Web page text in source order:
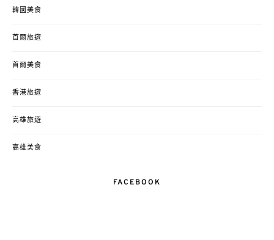
韓國美食
首爾旅遊
首爾美食
香港旅遊
高雄旅遊
高雄美食
FACEBOOK